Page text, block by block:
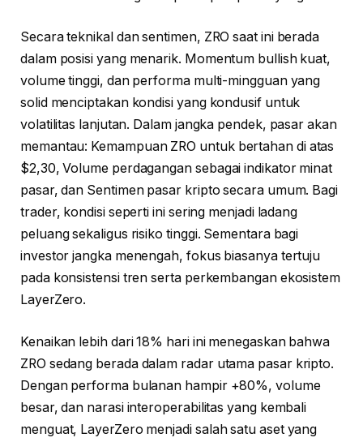
Secara teknikal dan sentimen, ZRO saat ini berada
dalam posisi yang menarik. Momentum bullish kuat,
volume tinggi, dan performa multi-mingguan yang
solid menciptakan kondisi yang kondusif untuk
volatilitas lanjutan. Dalam jangka pendek, pasar akan
memantau: Kemampuan ZRO untuk bertahan di atas
$2,30, Volume perdagangan sebagai indikator minat
pasar, dan Sentimen pasar kripto secara umum. Bagi
trader, kondisi seperti ini sering menjadi ladang
peluang sekaligus risiko tinggi. Sementara bagi
investor jangka menengah, fokus biasanya tertuju
pada konsistensi tren serta perkembangan ekosistem
LayerZero.
Kenaikan lebih dari 18% hari ini menegaskan bahwa
ZRO sedang berada dalam radar utama pasar kripto.
Dengan performa bulanan hampir +80%, volume
besar, dan narasi interoperabilitas yang kembali
menguat, LayerZero menjadi salah satu aset yang